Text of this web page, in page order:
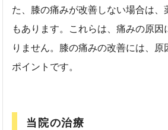
た、膝の痛みが改善しない場合は、
もあります。これらは、痛みの原因
りません。膝の痛みの改善には、
ポイントです。
当院の治療